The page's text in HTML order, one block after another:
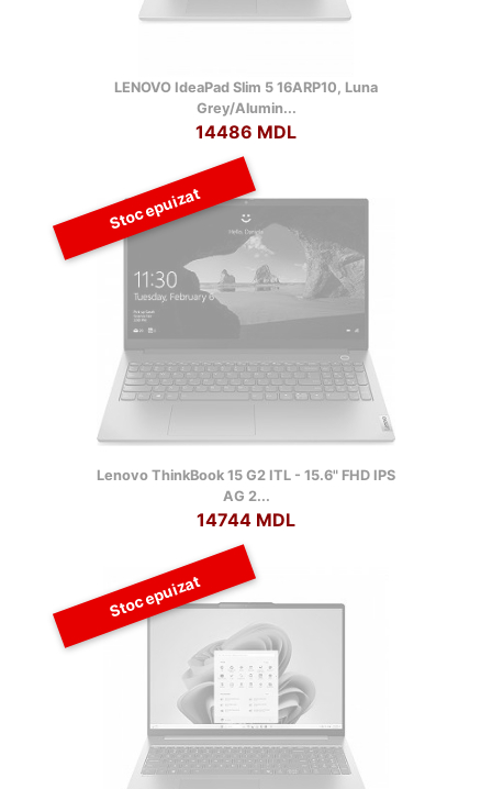
LENOVO IdeaPad Slim 5 16ARP10, Luna
Grey/Alumin...
14486 MDL
Stoc epuizat
Lenovo ThinkBook 15 G2 ITL - 15.6" FHD IPS
AG 2...
14744 MDL
Stoc epuizat